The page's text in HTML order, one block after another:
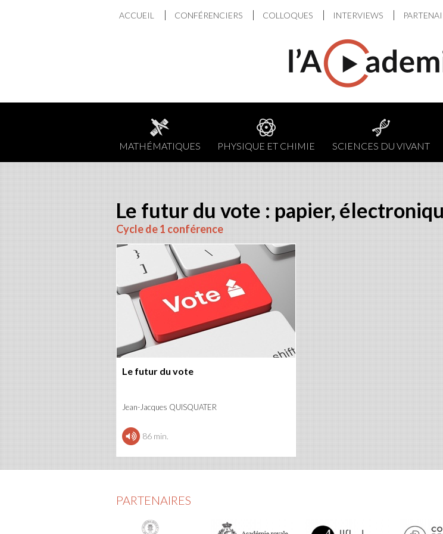
ACCUEIL CONFÉRENCIERS COLLOQUES INTERVIEWS
MATHÉMATIQUES PHYSIQUE ET CHIMIE SCIENCES DU VIVANT
Le futur du vote : papier,
Cycle de 1 conférence
Le futur du vote
Jean-Jacques QUISQUATER
86 min.
PARTENAIRES